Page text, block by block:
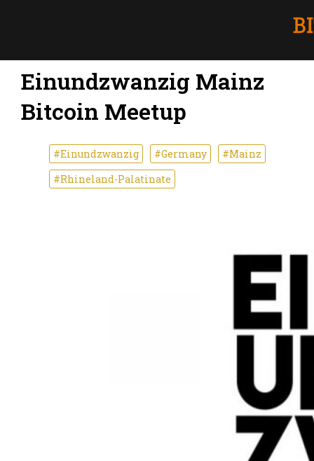
Einundzwanzig Mainz
Bitcoin Meetup
#Einundzwanzig #Germany
#Mainz
#Rhineland-Palatinate